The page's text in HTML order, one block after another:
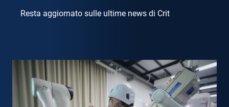
Resta aggiornato sulle ultime news di Crit